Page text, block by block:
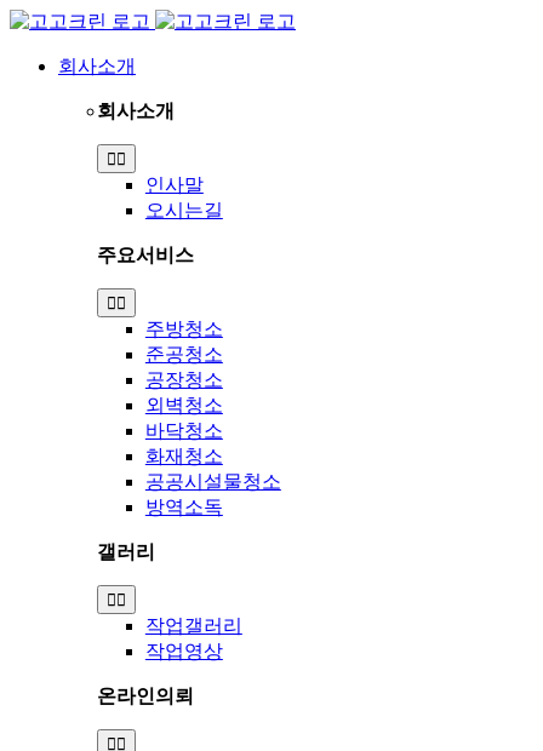
Skip
content회사소개
회사소개
Toggle
Navigation
인사말
오시는길
주요서비스
Toggle
Navigation
주방청소
준공청소
공장청소
외벽청소
바닥청소
화재청소
공공시설물청소
방역소독
갤러리
Toggle
Navigation
작업갤러리
작업영상
온라인의뢰
Toggle